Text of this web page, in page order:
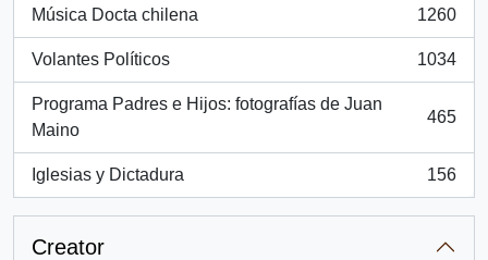
Música Docta chilena
, 1260 results
1260
Volantes Políticos
, 1034 results
1034
Programa Padres e Hijos: fotografías de Juan
Maino
, 465 results
465
Iglesias y Dictadura
, 156 results
156
Creator